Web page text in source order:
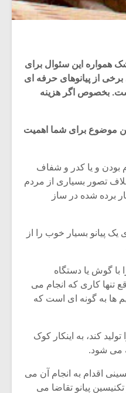
همواره این سئوال برای
از پیانوهای حرفه ای
بخصوص اگر هزینه
موضوع برای شما اهمیت
بودن و یا کدر و شفاف
تصور بسیاری از مردم
برده شده در ساز
پیانو بسیار خوب را از
با گوش یا دستگاه
تنها کاری که انجام می
ها به گونه ای است که
کند، به اینکار کوک
اقدام به انجام آن می
پیانو تقاضا می